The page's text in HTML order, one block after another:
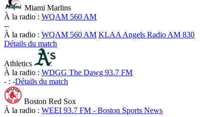
Miami Marlins
À la radio : WQAM 560 AM
--
À la radio : WQAM 560 AM KLAA Angels Radio AM 830
Détails du match
Athletics
À la radio : WDGG The Dawg 93.7 FM
- : -Détails du match
Boston Red Sox
À la radio : WEEI 93.7 FM - Boston Sports News